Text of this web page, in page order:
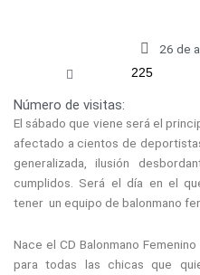
26 de
Número de visitas:
225
El sábado que viene será el
afectado a cientos de
generalizada, ilusión
cumplidos. Será el día en el
tener un equipo de balonmano
Nace el CD Balonmano
para todas las chicas que